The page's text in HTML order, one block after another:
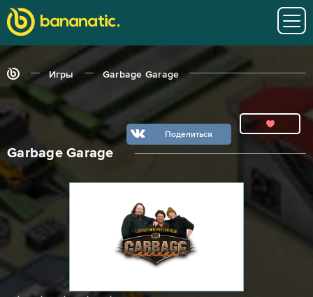
Игры Garbage Garage
Поделиться
Garbage Garage